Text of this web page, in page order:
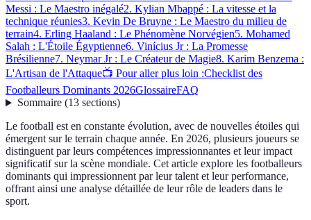
Messi : Le Maestro inégalé2. Kylian Mbappé : La vitesse et la
technique réunies3. Kevin De Bruyne : Le Maestro du milieu de
terrain4. Erling Haaland : Le Phénomène Norvégien5. Mohamed
Salah : L'Étoile Égyptienne6. Vinícius Jr : La Promesse
Brésilienne7. Neymar Jr : Le Créateur de Magie8. Karim Benzema :
L'Artisan de l'Attaque📺 Pour aller plus loin :Checklist des
Footballeurs Dominants 2026GlossaireFAQ
Sommaire(13 sections)
Le football est en constante évolution, avec de nouvelles étoiles qui
émergent sur le terrain chaque année. En 2026, plusieurs joueurs se
distinguent par leurs compétences impressionnantes et leur impact
significatif sur la scène mondiale. Cet article explore les footballeurs
dominants qui impressionnent par leur talent et leur performance,
offrant ainsi une analyse détaillée de leur rôle de leaders dans le
sport.